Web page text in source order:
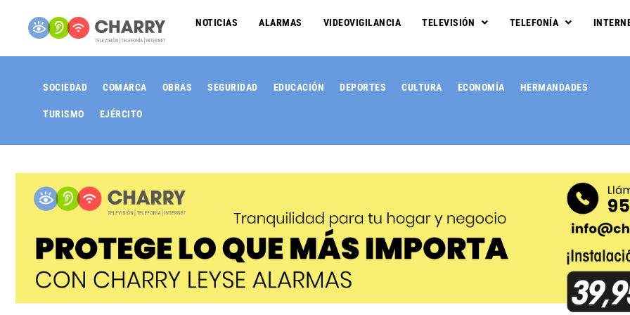
NOTICIAS ALARMAS VIDEOVIGILANCIA TELEVISIÓN TELEFONÍA
SOCIEDAD COMARCA OBRAS SEGURIDAD EDUCACIÓN DEPORTES CULTURA ECONOMÍA HERMANDADES
TURISMO EJÉRCITO